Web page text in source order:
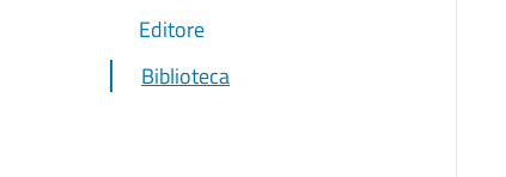
Editore
Biblioteca